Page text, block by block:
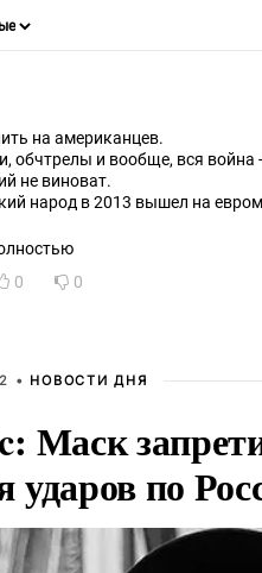
на американцев.
обчтрелы и вообще, вся война
не виноват.
народ в 2013 вышел на
малыши укоаинского народа
за 12 лет успели всем
0 0
• НОВОСТИ ДНЯ
Маск
по